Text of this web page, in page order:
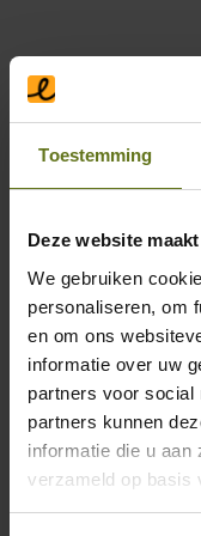
Toestemming
Deze website
We gebruiken
personaliseren, om
en om ons
informatie over uw
partners voor social
partners kunnen
informatie die u aan
verzameld op basis
Wie heeft
nodig?
Natuurlijk kun
Maar je kunt de
een ​​product te
gaat verkopen.
Wat zijn
van Visma
Het hebben